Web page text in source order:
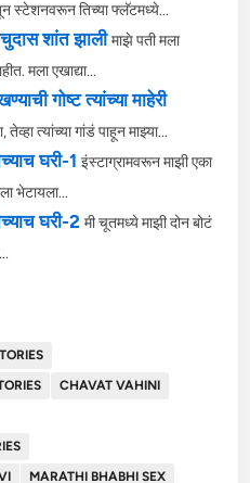
स्टेशनवरून तिच्या फ्लॅटमध्ये...
चुदास शांत झाली माझे पती मला
मला एखाद्या...
गोष्ट त्यांच्या माहेरी
त्यांच्या गांडं पाहून माझ्या...
घरी-1 इंस्टाग्रामवरून माझी एका
भेटायला...
घरी-2 मी चूतमध्ये माझी दोन बोटं
CHAVAT VAHINI
MARATHI BHABHI SEX